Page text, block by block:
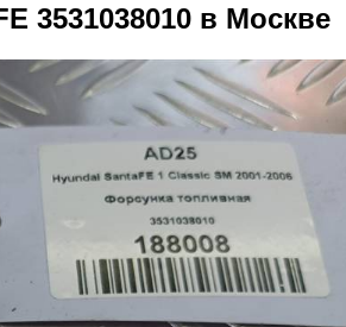
3531038010 в Москве